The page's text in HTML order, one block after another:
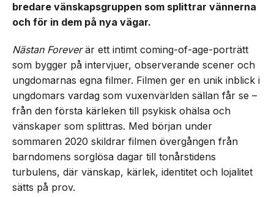
bredare vänskapsgruppen som splittrar vännerna
och för in dem på nya vägar.
Nästan Foreverär ett intimt coming-of-age-porträtt
som bygger på intervjuer, observerande scener och
ungdomarnas egna filmer. Filmen ger en unik inblick i
ungdomars vardag som vuxenvärlden sällan får se –
från den första kärleken till psykisk ohälsa och
vänskaper som splittras. Med början under
sommaren 2020 skildrar filmen övergången från
barndomens sorglösa dagar till tonårstidens
turbulens, där vänskap, kärlek, identitet och lojalitet
sätts på prov.